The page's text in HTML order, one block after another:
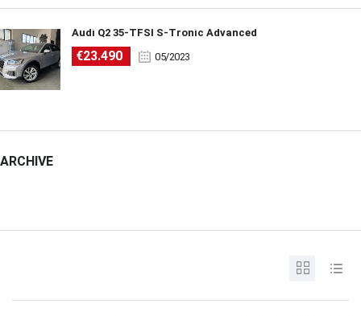
Audi Q2 35-TFSI S-Tronic Advanced
€23.490 05/2023
ARCHIVE